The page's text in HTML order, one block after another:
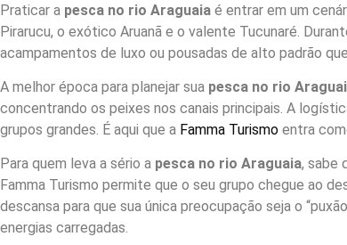
Praticar a pesca no rio Araguaia é entrar em um
Pirarucu, o exótico Aruanã e o valente Tucunaré.
acampamentos de luxo ou pousadas de alto padrão
A melhor época para planejar sua pesca no rio
concentrando os peixes nos canais principais. A
grupos grandes. É aqui que a Famma Turismo entra
Para quem leva a sério a pesca no rio Araguaia, sabe
Famma Turismo permite que o seu grupo chegue ao
descansa para que sua única preocupação seja o
energias carregadas.